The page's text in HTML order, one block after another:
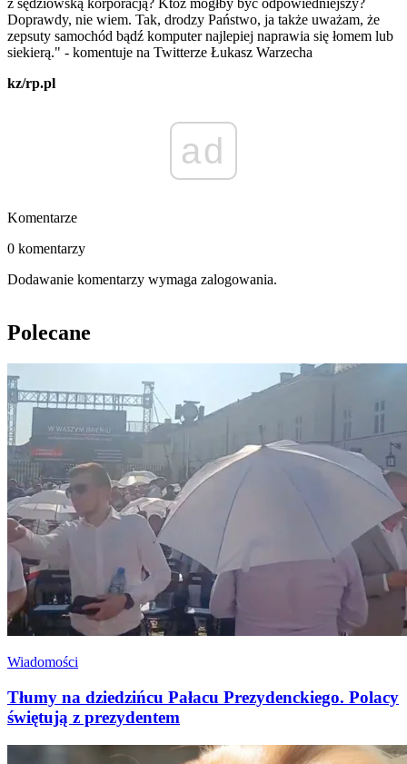
z sędziowską korporacją? Któż mógłby być odpowiedniejszy?
Doprawdy, nie wiem. Tak, drodzy Państwo, ja także uważam, że
zepsuty samochód bądź komputer najlepiej naprawia się łomem lub
siekierą." - komentuje na Twitterze Łukasz Warzecha
kz/rp.pl
ad
Komentarze
0 komentarzy
Dodawanie komentarzy wymaga zalogowania.
Polecane
Wiadomości
Tłumy na dziedzińcu Pałacu Prezydenckiego. Polacy
świętują z prezydentem